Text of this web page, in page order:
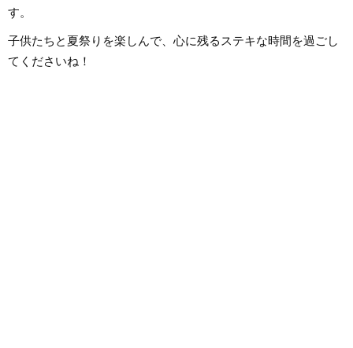
す。
子供たちと夏祭りを楽しんで、心に残るステキな時間を過ごし
てくださいね！